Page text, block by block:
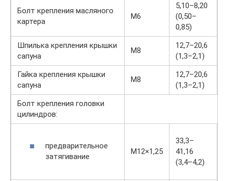
Болт крепления масляного
картера
М6
5,10–8,20
(0,50–
0,85)
Шпилька крепления крышки
сапуна
М8
12,7–20,6
(1,3–2,1)
Гайка крепления крышки
сапуна
М8
12,7–20,6
(1,3–2,1)
Болт крепления головки
цилиндров:
предварительное
затягивание
М12×1,25
33,3–
41,16
(3,4–4,2)